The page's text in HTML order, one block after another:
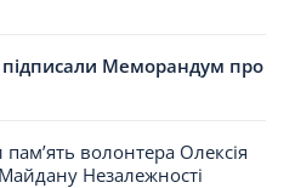
підписали Меморандум про
волонтера Олексія
Незалежності